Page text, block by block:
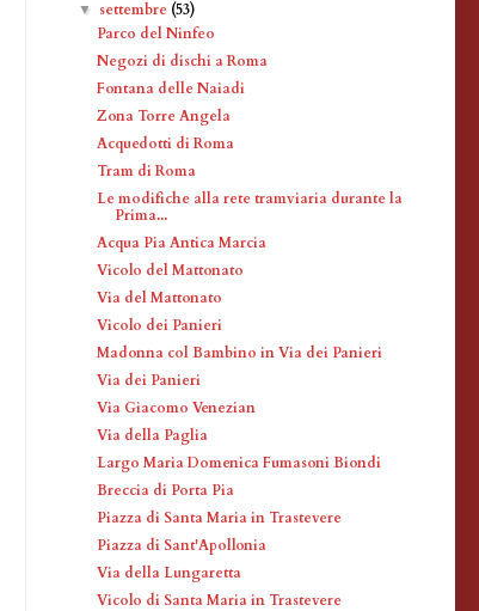
▼ settembre (53)
Parco del Ninfeo
Negozi di dischi a Roma
Fontana delle Naiadi
Zona Torre Angela
Acquedotti di Roma
Tram di Roma
Le modifiche alla rete tramviaria durante la
Prima...
Acqua Pia Antica Marcia
Vicolo del Mattonato
Via del Mattonato
Vicolo dei Panieri
Madonna col Bambino in Via dei Panieri
Via dei Panieri
Via Giacomo Venezian
Via della Paglia
Largo Maria Domenica Fumasoni Biondi
Breccia di Porta Pia
Piazza di Santa Maria in Trastevere
Piazza di Sant'Apollonia
Via della Lungaretta
Vicolo di Santa Maria in Trastevere